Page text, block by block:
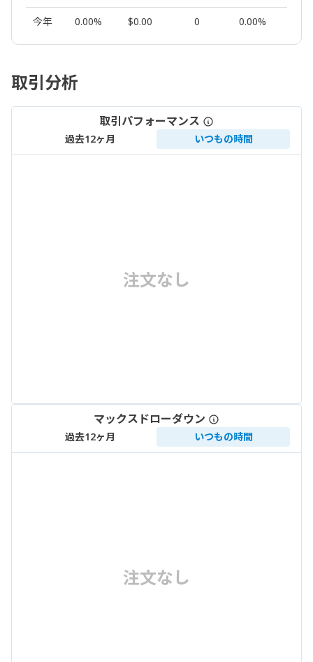
今年 0.00% $0.00 0 0.00%
取引分析
取引パフォーマンス
過去12ヶ月 いつもの時間
注文なし
マックスドローダウン
過去12ヶ月 いつもの時間
注文なし